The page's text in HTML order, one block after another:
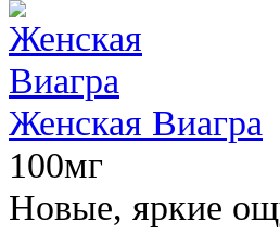
Женская Виагра
100мг
Новые, яркие